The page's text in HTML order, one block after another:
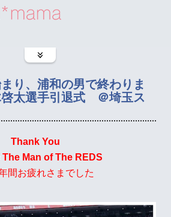
まり、浦和の男で終わりま
太選手引退式 ＠埼玉ス
Thank You
The Man of The REDS
間お疲れさまでした